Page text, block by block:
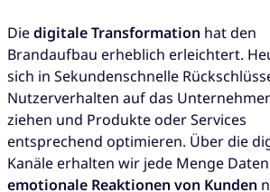
Diedigitale Transformation hat den
Brandaufbau erheblich erleichtert.
sich in Sekundenschnelle
Nutzerverhalten auf das
ziehen und Produkte oder Services
entsprechend optimieren. Über die
Kanäle erhalten wir jede Menge
emotionale Reaktionen von Kunden